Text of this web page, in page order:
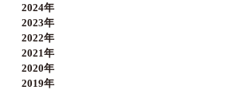
2024年
2023年
2022年
2021年
2020年
2019年